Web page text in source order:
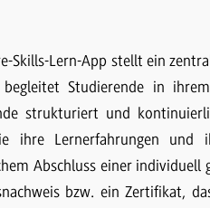
Skills-Lern-App stellt ein
Studierende in
strukturiert und
ihre Lernerfahrungen und
Abschluss einer
bzw. ein Zertifikat,